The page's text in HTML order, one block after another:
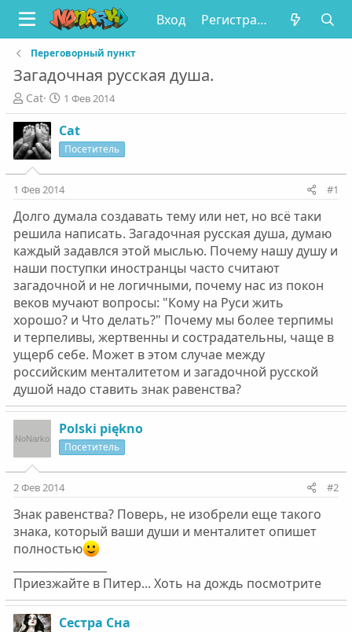
Вход Регистрация
Переговорный пункт
Загадочная русская душа.
А
в
т
о
р
т
е
ы
Cat
Д
а
т
а
н
а
ч
л
а
1 Фев 2014
Cat
Посетитель
1 Фев 2014 #1
Долго думала создавать тему или нет, но всё таки
решила написать. Загадочная русская душа, думаю
каждый задавлся этой мыслью. Почему нашу душу и
наши поступки иностранцы часто считают
загадочной и не логичными, почему нас из покон
веков мучают вопросы: "Кому на Руси жить
хорошо? и Что делать?" Почему мы более терпимы
и терпеливы, жертвенны и сострадательны, чаще в
ущерб себе. Может в этом случае между
российским менталитетом и загадочной русской
душой надо ставить знак равенства?
Polski piękno
Посетитель
2 Фев 2014 #2
Знак равенства? Поверь, не изобрели еще такого
знака, который ваши души и менталитет опишет
полностью
Приезжайте в Питер... Хоть на дождь посмотрите
Сестра Сна